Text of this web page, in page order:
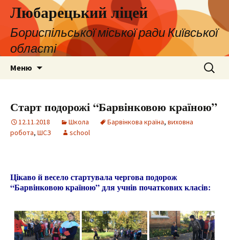
Любарецький ліцей
Бориспільської міської ради Київської
області
Меню Пошук:
Старт подорожі “Барвінковою країною”
12.11.2018 Школа Барвінкова країна, виховна
робота, ШСЗ school
Цікаво й весело стартувала чергова подорож
“Барвінковою країною” для учнів початкових класів: